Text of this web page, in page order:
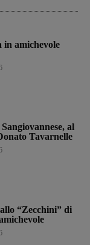
amichevole
al
Tavarnelle
“Zecchini” di